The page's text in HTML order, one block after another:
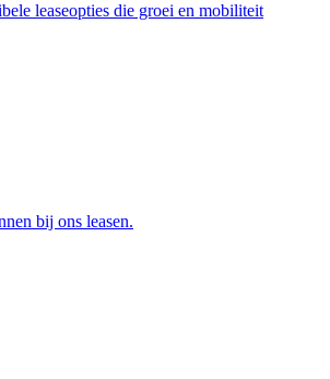
leaseopties die groei en mobiliteit
bij ons leasen.